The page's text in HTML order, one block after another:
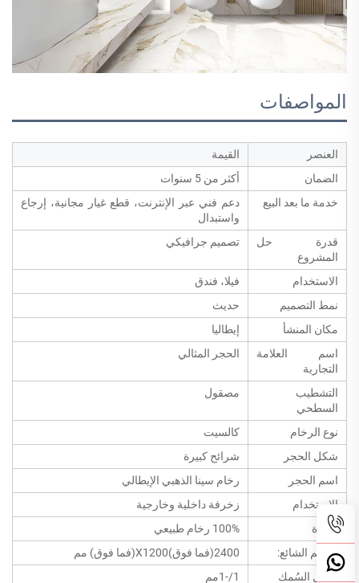
المواصفات
العنصر
القيمة
الضمان
أكثر من 5 سنوات
خدمة ما بعد البيع
دعم فني عبر الإنترنت، قطع غيار مجانية، إرجاع
واستبدال
قدرة حل
المشروع
تصميم جرافيكي
الاستخدام
فيلا، فندق
نمط التصميم
حديث
مكان المنشأ
إيطاليا
اسم العلامة
التجارية
الحجر المثالي
التشطيب
السطحي
مصقول
نوع الرخام
كالسيت
شكل الحجر
شرائح كبيرة
اسم الحجر
رخام سينا الذهبي الإيطالي
الاستخدام
زخرفة داخلية وخارجية
المادة
100% رخام طبيعي
الحجم الشائع:
2400(فما فوق)X1200(فما فوق) مم
تحمل السُمك
1/-1مم